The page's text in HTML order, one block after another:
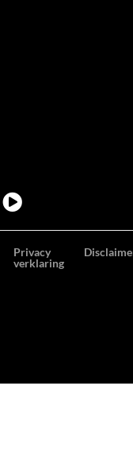
Privacy
verklaring